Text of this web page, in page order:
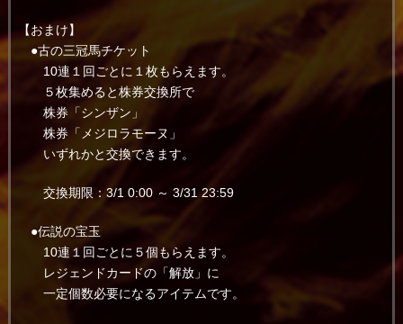
【おまけ】
●古の三冠馬チケット
10連１回ごとに１枚もらえます。
５枚集めると株券交換所で
株券「シンザン」
株券「メジロラモーヌ」
いずれかと交換できます。
交換期限：3/1 0:00 ～ 3/31 23:59
●伝説の宝玉
10連１回ごとに５個もらえます。
レジェンドカードの「解放」に
一定個数必要になるアイテムです。